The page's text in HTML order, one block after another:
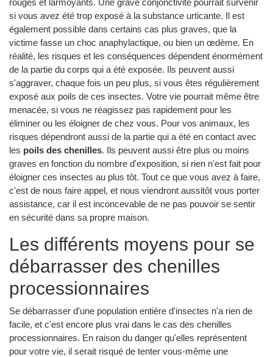
rouges et larmoyants. Une grave conjonctivite pourrait survenir
si vous avez été trop exposé à la substance urticante. Il est
également possible dans certains cas plus graves, que la
victime fasse un choc anaphylactique, ou bien un œdème. En
réalité, les risques et les conséquences dépendent énormément
de la partie du corps qui a été exposée. Ils peuvent aussi
s'aggraver, chaque fois un peu plus, si vous êtes régulièrement
exposé aux poils de ces insectes. Votre vie pourrait même être
menacée, si vous ne réagissez pas rapidement pour les
éliminer ou les éloigner de chez vous. Pour vos animaux, les
risques dépendront aussi de la partie qui a été en contact avec
les poils des chenilles. Ils peuvent aussi être plus ou moins
graves en fonction du nombre d'exposition, si rien n'est fait pour
éloigner ces insectes au plus tôt. Tout ce que vous avez à faire,
c'est de nous faire appel, et nous viendront aussitôt vous porter
assistance, car il est inconcevable de ne pas pouvoir se sentir
en sécurité dans sa propre maison.
Les différents moyens pour se
débarrasser des chenilles
processionnaires
Se débarrasser d'une population entière d'insectes n'a rien de
facile, et c'est encore plus vrai dans le cas des chenilles
processionnaires. En raison du danger qu'elles représentent
pour votre vie, il serait risqué de tenter vous-même une